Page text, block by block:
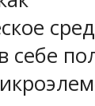
себе